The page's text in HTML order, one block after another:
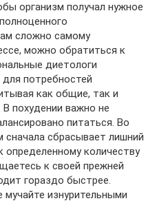
организм получал нужное
сложно самому
можно обратиться к
диетологи
потребностей
как общие, так и
похудении важно не
питаться. Во
сначала сбрасывает лишний
определенному количеству
к своей прежней
гораздо быстрее.
изнурительными